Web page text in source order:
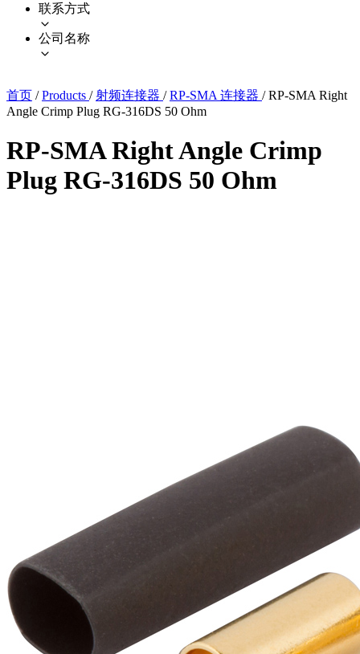
联系方式
公司名称
首页 / Products / 射频连接器 / RP-SMA 连接器 / RP-SMA Right
Angle Crimp Plug RG-316DS 50 Ohm
RP-SMA Right Angle Crimp
Plug RG-316DS 50 Ohm